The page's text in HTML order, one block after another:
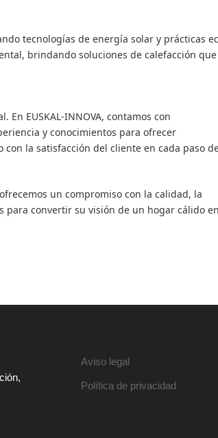
tecnologías de energía solar y prácticas
brindando soluciones de calefacción que
EUSKAL-INNOVA, contamos con
y conocimientos para ofrecer
la satisfacción del cliente en cada paso
un compromiso con la calidad, la
para convertir su visión de un hogar cálido
Aviso legal
Política de privacidad